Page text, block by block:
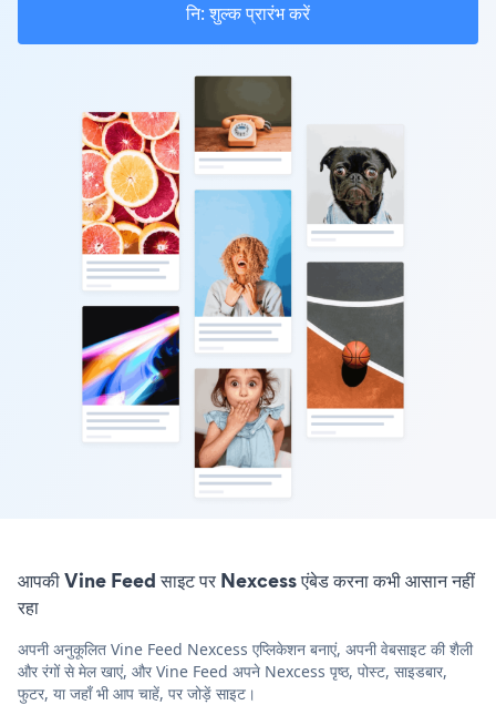
नि: शुल्क प्रारंभ करें
आपकी Vine Feed साइट पर Nexcess एंबेड करना कभी आसान नहीं
रहा
अपनी अनुकूलित Vine Feed Nexcess एप्लिकेशन बनाएं, अपनी वेबसाइट की शैली
और रंगों से मेल खाएं, और Vine Feed अपने Nexcess पृष्ठ, पोस्ट, साइडबार,
फुटर, या जहाँ भी आप चाहें, पर जोड़ें साइट।